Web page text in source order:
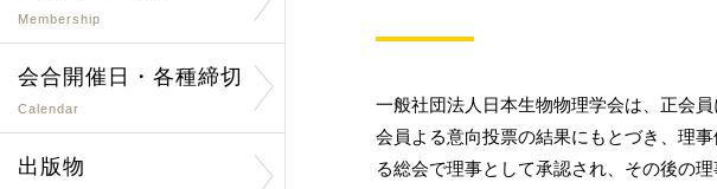
Membership
会合開催日・各種締切
Calendar
出版物
一般社団法人日本生物物理学会は、正会
会員よる意向投票の結果にもとづき、理
る総会で理事として承認され、その後の理